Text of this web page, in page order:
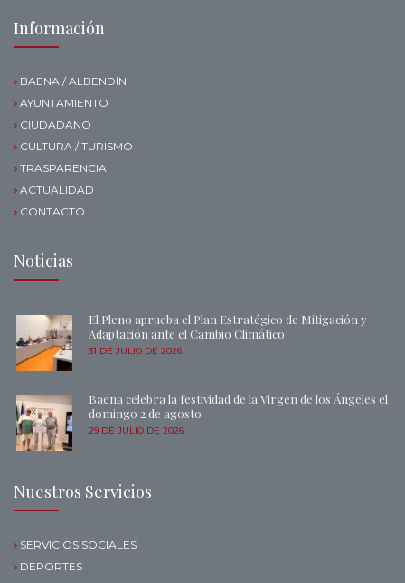
Información
BAENA / ALBENDÍN
AYUNTAMIENTO
CIUDADANO
CULTURA / TURISMO
TRASPARENCIA
ACTUALIDAD
CONTACTO
Noticias
El Pleno aprueba el Plan Estratégico de Mitigación y
Adaptación ante el Cambio Climático
31 DE JULIO DE 2026
Baena celebra la festividad de la Virgen de los Ángeles el
domingo 2 de agosto
29 DE JULIO DE 2026
Nuestros Servicios
SERVICIOS SOCIALES
DEPORTES